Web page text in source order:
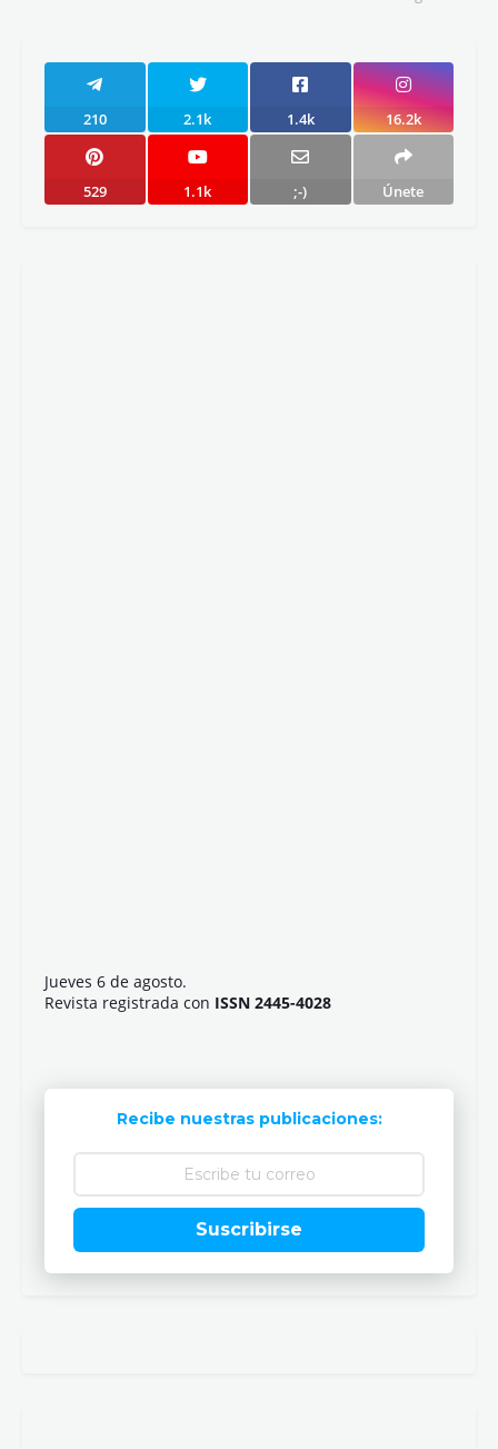
210 2.1k 1.4k 16.2k
529 1.1k ;-) Únete
Jueves 6 de agosto.
Revista registrada con ISSN 2445-4028
Recibe nuestras publicaciones:
Suscribirse